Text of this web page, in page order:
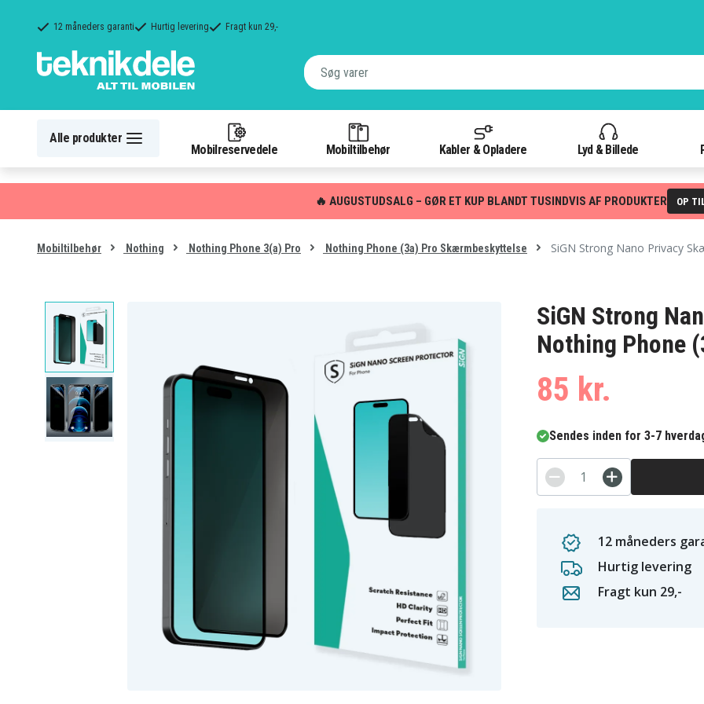
12 måneders garanti Hurtig levering Fragt kun 29,-
Alle produkter
Mobilreservedele Mobiltilbehør Kabler & Opladere Lyd & Billede
🔥 AUGUSTUDSALG – GØR ET KUP BLANDT TUSINDVIS AF PRODUKTER OP
Mobiltilbehør Nothing Nothing Phone 3(a) Pro Nothing Phone (3a) Pro Skærmbeskyttelse SiGN Strong Nano Privacy
SiGN Strong
Nothing Phone
85 kr.
Sendes inden for 3-7
12 måneders
Hurtig levering
Fragt kun 29,-